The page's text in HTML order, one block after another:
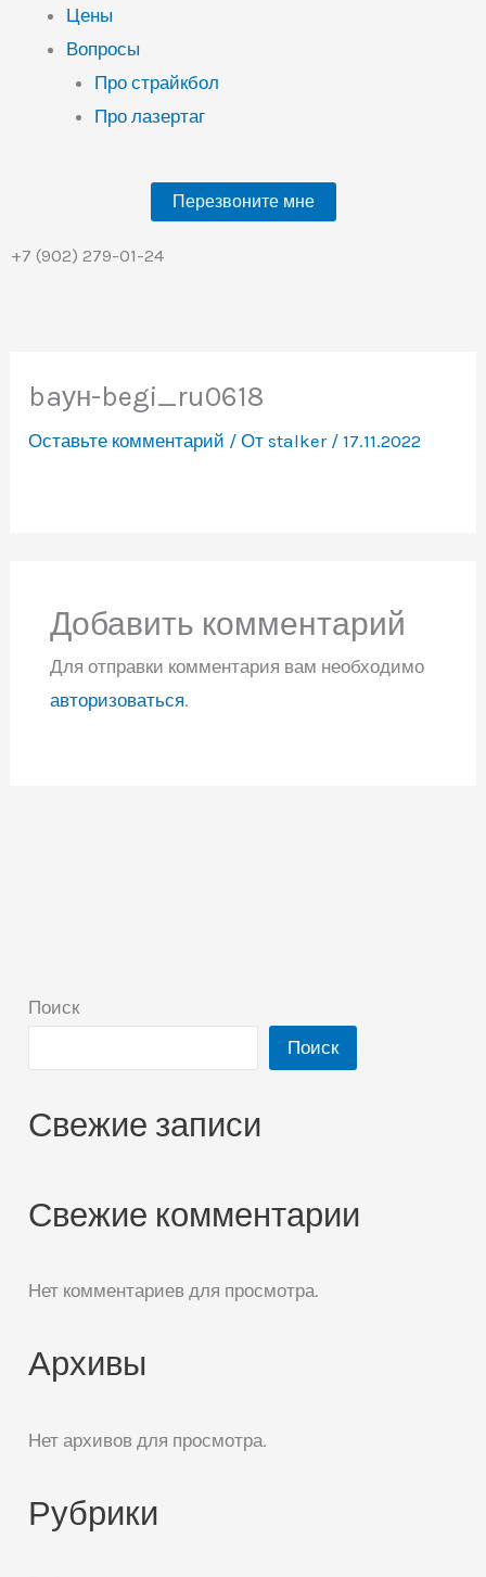
Цены
Вопросы
Про страйкбол
Про лазертаг
Перезвоните мне
+7 (902) 279-01-24
baун-begi_ru0618
Оставьте комментарий / Отstalker / 17.11.2022
Добавить комментарий
Для отправки комментария вам необходимо
авторизоваться.
Поиск
Поиск
Свежие записи
Свежие комментарии
Нет комментариев для просмотра.
Архивы
Нет архивов для просмотра.
Рубрики